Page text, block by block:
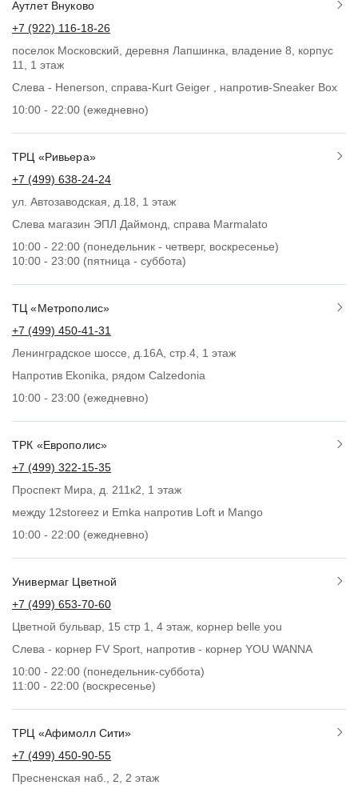
Аутлет Внуково
+7 (922) 116-18-26
поселок Московский, деревня Лапшинка, владение 8, корпус
11, 1 этаж
Слева - Henerson, справа-Kurt Geiger , напротив-Sneaker Box
10:00 - 22:00 (ежедневно)
ТРЦ «Ривьера»
+7 (499) 638-24-24
ул. Автозаводская, д.18, 1 этаж
Слева магазин ЭПЛ Даймонд, справа Marmalato
10:00 - 22:00 (понедельник - четверг, воскресенье)
10:00 - 23:00 (пятница - суббота)
ТЦ «Метрополис»
+7 (499) 450-41-31
Ленинградское шоссе, д.16А, стр.4, 1 этаж
Напротив Ekonika, рядом Calzedonia
10:00 - 23:00 (ежедневно)
ТРК «Европолис»
+7 (499) 322-15-35
Проспект Мира, д. 211к2, 1 этаж
между 12storeez и Emka напротив Loft и Mango
10:00 - 22:00 (ежедневно)
Универмаг Цветной
+7 (499) 653-70-60
Цветной бульвар, 15 стр 1, 4 этаж, корнер belle you
Слева - корнер FV Sport, напротив - корнер YOU WANNA
10:00 - 22:00 (понедельник-суббота)
11:00 - 22:00 (воскресенье)
ТРЦ «Афимолл Сити»
+7 (499) 450-90-55
Пресненская наб., 2, 2 этаж